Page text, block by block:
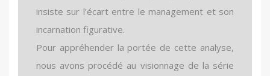
insiste sur l’écart entre le management et son
incarnation figurative.
Pour appréhender la portée de cette analyse,
nous avons procédé au visionnage de la série